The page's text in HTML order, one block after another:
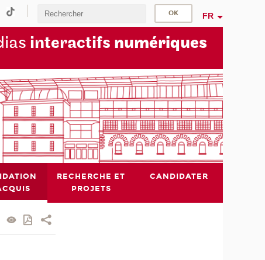
FR
interactifs numériques
RECHERCHE ET
PROJETS
CANDIDATER